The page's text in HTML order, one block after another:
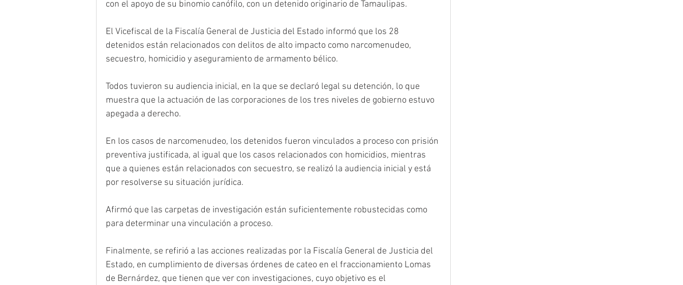
con el apoyo de su binomio canófilo, con un detenido originario de Tamaulipas.
El Vicefiscal de la Fiscalía General de Justicia del Estado informó que los 28
detenidos están relacionados con delitos de alto impacto como narcomenudeo,
secuestro, homicidio y aseguramiento de armamento bélico.
Todos tuvieron su audiencia inicial, en la que se declaró legal su detención, lo que
muestra que la actuación de las corporaciones de los tres niveles de gobierno estuvo
apegada a derecho.
En los casos de narcomenudeo, los detenidos fueron vinculados a proceso con prisión
preventiva justificada, al igual que los casos relacionados con homicidios, mientras
que a quienes están relacionados con secuestro, se realizó la audiencia inicial y está
por resolverse su situación jurídica.
Afirmó que las carpetas de investigación están suficientemente robustecidas como
para determinar una vinculación a proceso.
Finalmente, se refirió a las acciones realizadas por la Fiscalía General de Justicia del
Estado, en cumplimiento de diversas órdenes de cateo en el fraccionamiento Lomas
de Bernárdez, que tienen que ver con investigaciones, cuyo objetivo es el